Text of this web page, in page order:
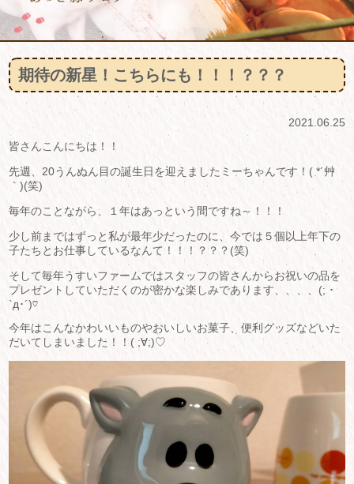
期待の新星！こちらにも！！！？？？
2021.06.25
皆さんこんにちは！！
先週、20うんぬん目の誕生日を迎えましたミーちゃんです！( *´艸
｀)(笑)
毎年のことながら、１年はあっという間ですね～！！！
少し前まではずっと私が最年少だったのに、今では５個以上年下の
子たちとお仕事しているなんて！！！？？？(笑)
そして毎年うすいファームではスタッフの皆さんからお祝いの品を
プレゼントしていただくのが密かな楽しみであります、、、、(; ･
`д･´)♡
今年はこんなかわいいものやおいしいお菓子、便利グッズなどいた
だいてしまいました！！( ;∀;)♡